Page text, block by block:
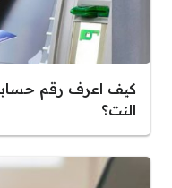
كيف اعرف رقم
النت؟